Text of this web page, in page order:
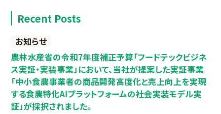
Recent Posts
お知らせ
農林水産省の令和7年度補正予算「フードテックビジネ
ス実証・実装事業」において、当社が提案した実証事業
「中小食農事業者の商品開発高度化と売上向上を実現
する食農特化AIプラットフォームの社会実装モデル実
証」が採択されました。